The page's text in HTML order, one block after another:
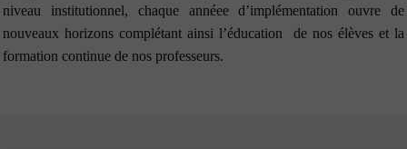
niveau institutionnel, chaque annéee d’implémentation ouvre de
nouveaux horizons complétant ainsi l’éducation de nos élèves et la
formation continue de nos professeurs.